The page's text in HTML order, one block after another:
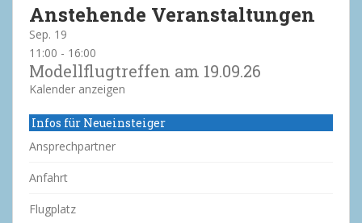
Anstehende Veranstaltungen
Sep. 19
11:00 - 16:00
Modellflugtreffen am 19.09.26
Kalender anzeigen
Infos für Neueinsteiger
Ansprechpartner
Anfahrt
Flugplatz